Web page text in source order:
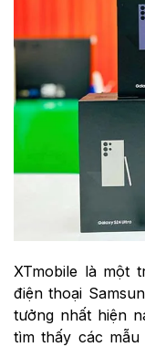
XTmobile là một
điện thoại
tưởng nhất hiện
tìm thấy các